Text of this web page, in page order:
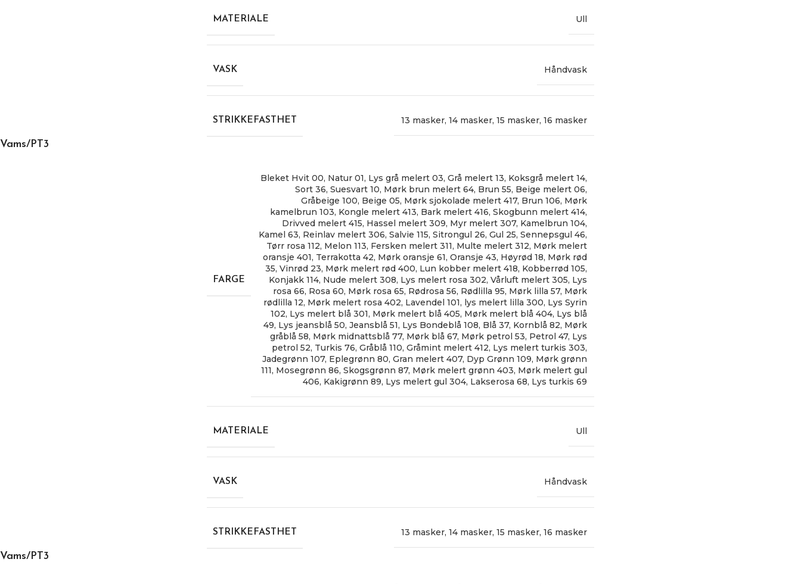
MATERIALE Ull
VASK Håndvask
STRIKKEFASTHET 13 masker, 14 masker, 15 masker, 16 masker
Vams/PT3
FARGE
Bleket Hvit 00, Natur 01, Lys grå melert 03, Grå melert 13, Koksgrå melert 14,
Sort 36, Suesvart 10, Mørk brun melert 64, Brun 55, Beige melert 06,
Gråbeige 100, Beige 05, Mørk sjokolade melert 417, Brun 106, Mørk
kamelbrun 103, Kongle melert 413, Bark melert 416, Skogbunn melert 414,
Drivved melert 415, Hassel melert 309, Myr melert 307, Kamelbrun 104,
Kamel 63, Reinlav melert 306, Salvie 115, Sitrongul 26, Gul 25, Sennepsgul 46,
Tørr rosa 112, Melon 113, Fersken melert 311, Multe melert 312, Mørk melert
oransje 401, Terrakotta 42, Mørk oransje 61, Oransje 43, Høyrød 18, Mørk rød
35, Vinrød 23, Mørk melert rød 400, Lun kobber melert 418, Kobberrød 105,
Konjakk 114, Nude melert 308, Lys melert rosa 302, Vårluft melert 305, Lys
rosa 66, Rosa 60, Mørk rosa 65, Rødrosa 56, Rødlilla 95, Mørk lilla 57, Mørk
rødlilla 12, Mørk melert rosa 402, Lavendel 101, lys melert lilla 300, Lys Syrin
102, Lys melert blå 301, Mørk melert blå 405, Mørk melert blå 404, Lys blå
49, Lys jeansblå 50, Jeansblå 51, Lys Bondeblå 108, Blå 37, Kornblå 82, Mørk
gråblå 58, Mørk midnattsblå 77, Mørk blå 67, Mørk petrol 53, Petrol 47, Lys
petrol 52, Turkis 76, Gråblå 110, Gråmint melert 412, Lys melert turkis 303,
Jadegrønn 107, Eplegrønn 80, Gran melert 407, Dyp Grønn 109, Mørk grønn
111, Mosegrønn 86, Skogsgrønn 87, Mørk melert grønn 403, Mørk melert gul
406, Kakigrønn 89, Lys melert gul 304, Lakserosa 68, Lys turkis 69
MATERIALE Ull
VASK Håndvask
STRIKKEFASTHET 13 masker, 14 masker, 15 masker, 16 masker
Vams/PT3